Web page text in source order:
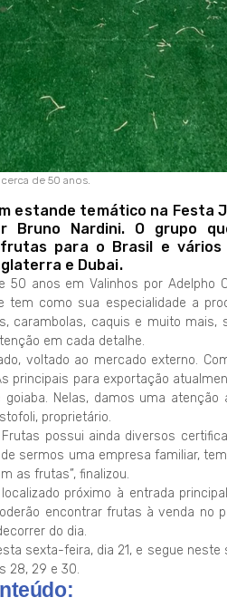
de 50 anos.
estande temático na Festa
Bruno Nardini. O grupo
para o Brasil e vários
e Dubai.
anos em Valinhos por Adelpho
tem como sua especialidade a
carambolas, caquis e muito mais,
em cada detalhe.
voltado ao mercado externo.
principais para exportação
Nelas, damos uma
proprietário.
possui ainda diversos
de sermos uma empresa familiar,
as frutas”, finalizou.
próximo à entrada
encontrar frutas à venda no
do dia.
sexta-feira, dia 21, e segue neste
28, 29 e 30.